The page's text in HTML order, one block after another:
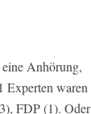
Anhörung,
Experten waren
FDP (1). Oder